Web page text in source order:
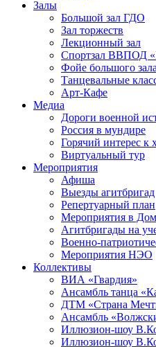
Залы
Большой зал ГДО
Зал торжеств
Лекционный зал
Cпортзал ВВПОД
Фойе большого зала
Танцевальные
Арт-Кафе
Медиа
Дороги военной
Россия в мундире
Горячий интерес
Виртуальный тур
Мероприятия
Афиша
Выезды агитбригад
Репертуарный план
Мероприятия в
Агитбригады на
Военно-
Мероприятия НЭО
Коллективы
ВИА «Гвардия»
Ансамбль танца
ДТМ «Страна
Ансамбль
Иллюзион-шоу
Иллюзион-шоу